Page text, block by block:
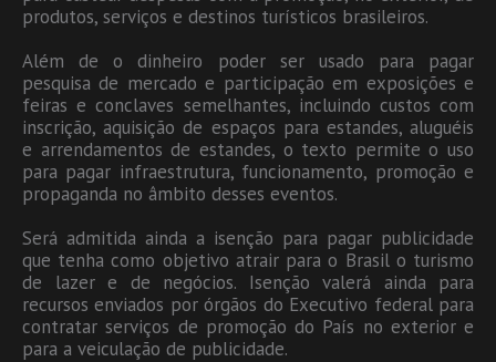
produtos, serviços e destinos turísticos brasileiros.
Além de o dinheiro poder ser usado para pagar
pesquisa de mercado e participação em exposições e
feiras e conclaves semelhantes, incluindo custos com
inscrição, aquisição de espaços para estandes, aluguéis
e arrendamentos de estandes, o texto permite o uso
para pagar infraestrutura, funcionamento, promoção e
propaganda no âmbito desses eventos.
Será admitida ainda a isenção para pagar publicidade
que tenha como objetivo atrair para o Brasil o turismo
de lazer e de negócios. Isenção valerá ainda para
recursos enviados por órgãos do Executivo federal para
contratar serviços de promoção do País no exterior e
para a veiculação de publicidade.